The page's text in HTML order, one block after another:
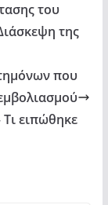
του
της
που
ειπώθηκε